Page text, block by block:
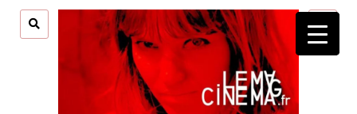
ouvrir
menu